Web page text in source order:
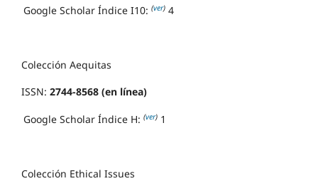
Google Scholar Índice I10: (ver) 4
Colección Aequitas
ISSN: 2744-8568 (en línea)
Google Scholar Índice H: (ver) 1
Colección Ethical Issues